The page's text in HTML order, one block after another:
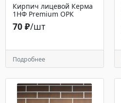
Кирпич лицевой Керма
1НФ Premium ОРК
70 ₽/шт
Подробнее